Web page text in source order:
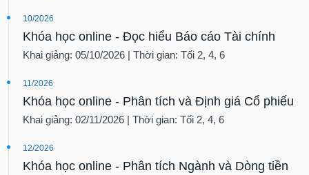
10/2026
Khóa học online - Đọc hiểu Báo cáo Tài chính
Khai giảng: 05/10/2026 | Thời gian: Tối 2, 4, 6
11/2026
Khóa học online - Phân tích và Định giá Cổ phiếu
Khai giảng: 02/11/2026 | Thời gian: Tối 2, 4, 6
12/2026
Khóa học online - Phân tích Ngành và Dòng tiền